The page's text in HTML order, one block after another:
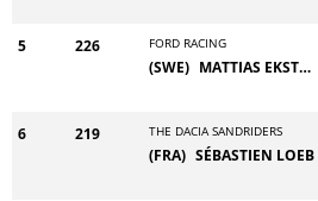
5 226 FORD RACING
(SWE) MATTIAS EKSTRÖM
6 219 THE DACIA SANDRIDERS
(FRA) SÉBASTIEN LOEB